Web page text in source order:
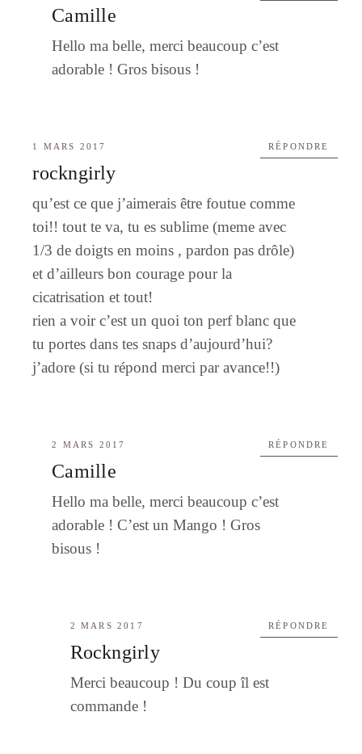
Camille
Hello ma belle, merci beaucoup c’est
adorable ! Gros bisous !
1 MARS 2017
rockngirly
qu’est ce que j’aimerais être foutue comme
toi!! tout te va, tu es sublime (meme avec
1/3 de doigts en moins , pardon pas drôle)
et d’ailleurs bon courage pour la
cicatrisation et tout!
rien a voir c’est un quoi ton perf blanc que
tu portes dans tes snaps d’aujourd’hui?
j’adore (si tu répond merci par avance!!)
RÉPONDRE
2 MARS 2017
Camille
Hello ma belle, merci beaucoup c’est
adorable ! C’est un Mango ! Gros
bisous !
RÉPONDRE
2 MARS 2017
Rockngirly
Merci beaucoup ! Du coup îl est
commande !
RÉPONDRE